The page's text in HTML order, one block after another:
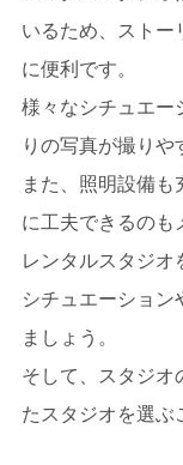
いるため、ストー
に便利です。
様々なシチュエー
りの写真が撮りや
また、照明設備
に工夫できるのも
レンタルスタジオ
シチュエーション
ましょう。
そして、スタジオ
たスタジオを選ぶ